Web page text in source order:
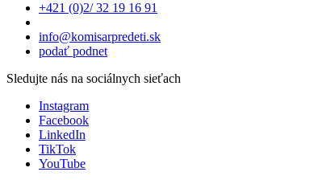
+421 (0)2/ 32 19 16 91
info@komisarpredeti.sk
podať podnet
Sledujte nás na sociálnych sieťach
Instagram
Facebook
LinkedIn
TikTok
YouTube